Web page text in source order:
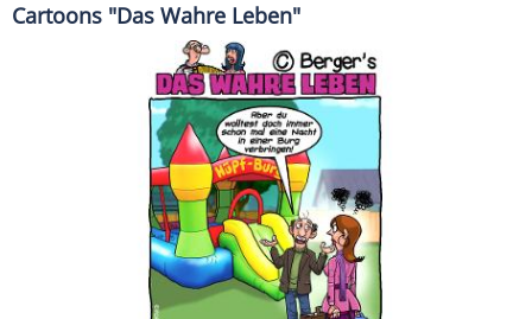
Cartoons "Das Wahre Leben"